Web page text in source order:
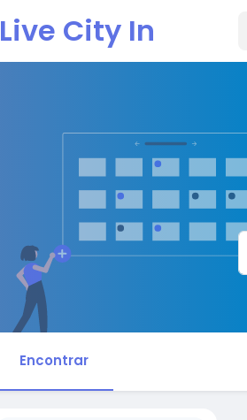
Live City In
Encontrar